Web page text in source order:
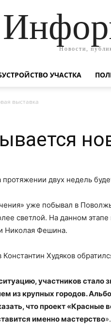
Новости,
УЧАСТКА
выставка
двух недель
уже побывал в
светлой. На данном
Николая Фешина.
Худяков
участников
из крупных городов.
что проект
именно мастерство».